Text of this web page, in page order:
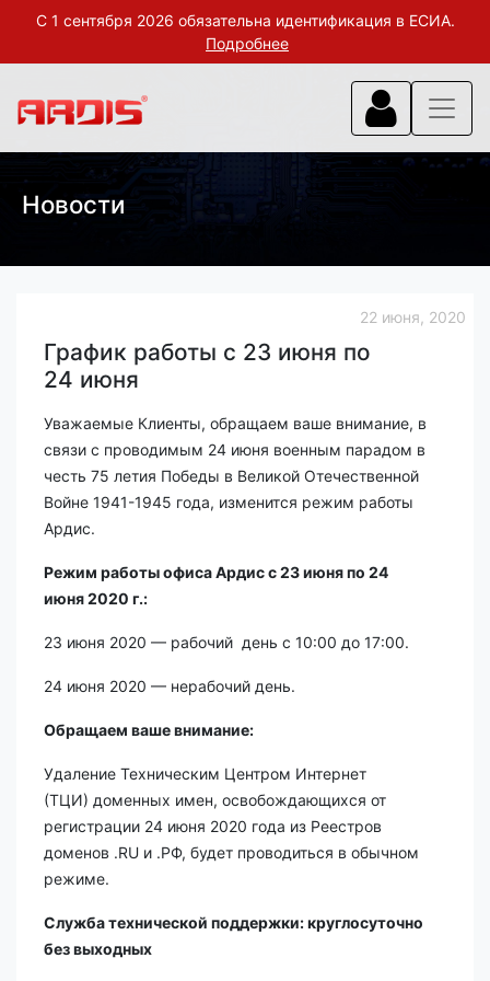
С 1 сентября 2026 обязательна идентификация в ЕСИА.
Подробнее
Новости
22 июня, 2020
График работы с 23 июня по
24 июня
Уважаемые Клиенты, обращаем ваше внимание, в
связи с проводимым 24 июня военным парадом в
честь 75 летия Победы в Великой Отечественной
Войне 1941-1945 года, изменится режим работы
Ардис.
Режим работы офиса Ардис с 23 июня по 24
июня 2020 г.:
23 июня 2020 — рабочий день с 10:00 до 17:00.
24 июня 2020 — нерабочий день.
Обращаем ваше внимание:
Удаление Техническим Центром Интернет
(ТЦИ) доменных имен, освобождающихся от
регистрации 24 июня 2020 года из Реестров
доменов .RU и .РФ, будет проводиться в обычном
режиме.
Служба технической поддержки: круглосуточно
без выходных